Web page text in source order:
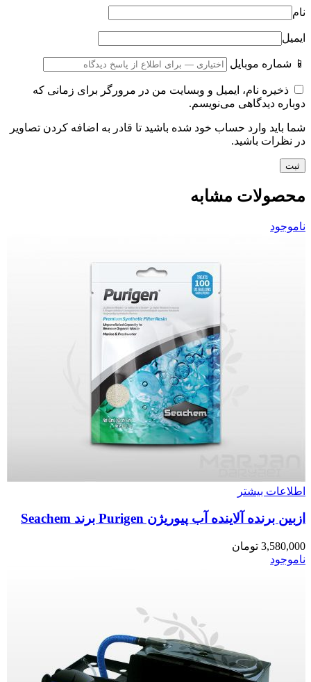
نام
ایمیل
📱 شماره موبایل
ذخیره نام، ایمیل و وبسایت من در مرورگر برای زمانی که
دوباره دیدگاهی می‌نویسم.
شما باید وارد حساب خود شده باشید تا قادر به اضافه کردن تصاویر
در نظرات باشید.
محصولات مشابه
ناموجود
اطلاعات بیشتر
ازبین برنده آلاینده آب پیوریژن Purigen برند Seachem
3,580,000 تومان
ناموجود